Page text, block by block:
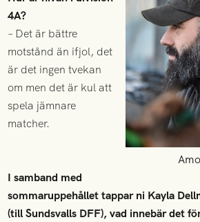
4A?
– Det är bättre
motstånd än ifjol, det
är det ingen tvekan
om men det är kul att
spela jämnare
matcher.
I samband med
sommaruppehållet tappar ni Kayla
(till Sundsvalls DFF), vad innebär det